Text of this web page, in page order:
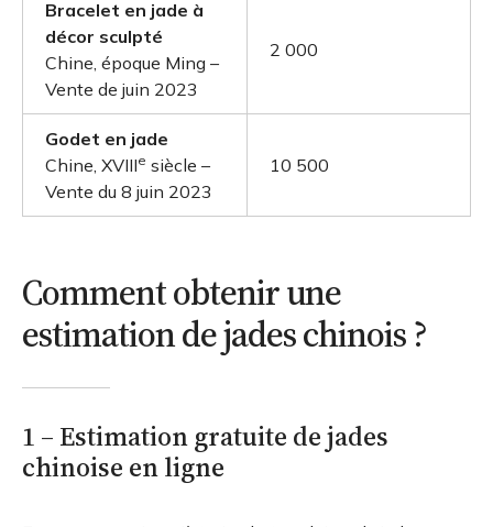
Bracelet en jade à
décor sculpté
Chine, époque Ming –
Vente de juin 2023
2 000
Godet en jade
Chine, XVIIIe siècle –
Vente du 8 juin 2023
10 500
Comment obtenir une
estimation de jades chinois ?
1 – Estimation gratuite de jades
chinoise en ligne